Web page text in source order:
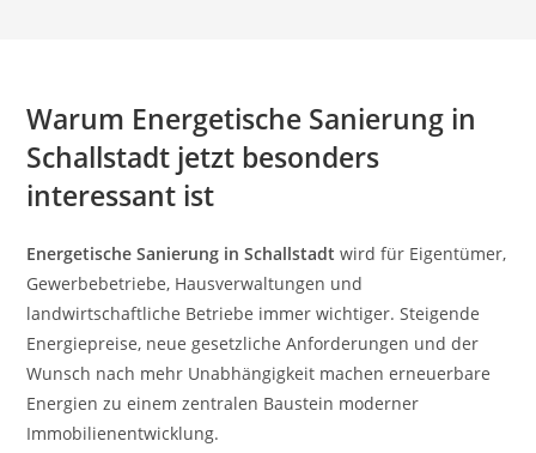
Warum Energetische Sanierung in
Schallstadt jetzt besonders
interessant ist
Energetische Sanierung in Schallstadt wird für Eigentümer,
Gewerbebetriebe, Hausverwaltungen und
landwirtschaftliche Betriebe immer wichtiger. Steigende
Energiepreise, neue gesetzliche Anforderungen und der
Wunsch nach mehr Unabhängigkeit machen erneuerbare
Energien zu einem zentralen Baustein moderner
Immobilienentwicklung.